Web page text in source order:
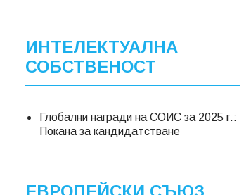
ИНТЕЛЕКТУАЛНА
СОБСТВЕНОСТ
Глобални награди на СОИС за 2025 г.:
Покана за кандидатстване